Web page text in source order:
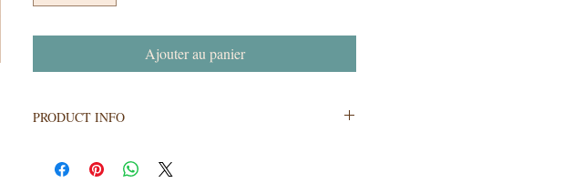
Ajouter au panier
PRODUCT INFO
This can be hired alone for your florist to decorate or we can